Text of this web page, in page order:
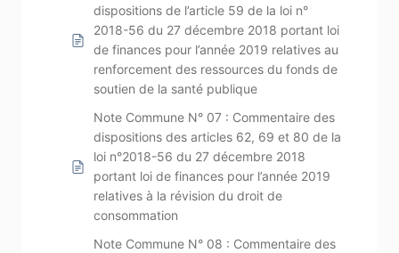
dispositions de l’article 59 de la loi n°
2018-56 du 27 décembre 2018 portant loi
de finances pour l’année 2019 relatives au
renforcement des ressources du fonds de
soutien de la santé publique
Note Commune N° 07 : Commentaire des
dispositions des articles 62, 69 et 80 de la
loi n°2018-56 du 27 décembre 2018
portant loi de finances pour l’année 2019
relatives à la révision du droit de
consommation
Note Commune N° 08 : Commentaire des